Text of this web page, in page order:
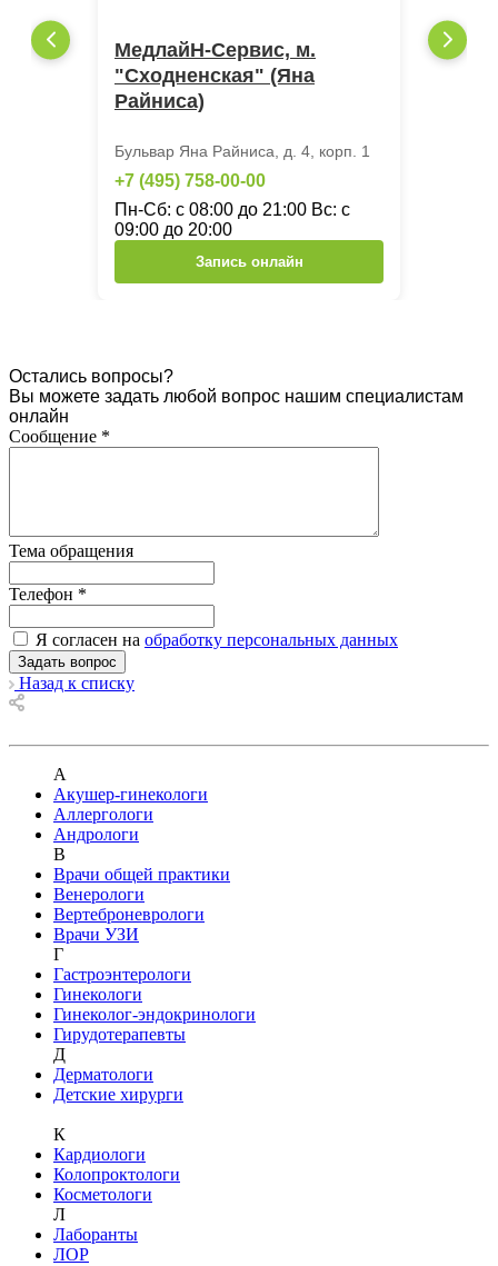
МедлайН-Сервис, м.
"Сходненская" (Яна
Райниса)
Бульвар Яна Райниса, д. 4, корп. 1
+7 (495) 758-00-00
Пн-Сб: с 08:00 до 21:00 Вс: с
09:00 до 20:00
Запись онлайн
Остались вопросы?
Вы можете задать любой вопрос нашим специалистам
онлайн
Сообщение *
Тема обращения
Телефон *
Я согласен на обработку персональных данных
Назад к списку
А
Акушер-гинекологи
Аллергологи
Андрологи
В
Врачи общей практики
Венерологи
Вертеброневрологи
Врачи УЗИ
Г
Гастроэнтерологи
Гинекологи
Гинеколог-эндокринологи
Гирудотерапевты
Д
Дерматологи
Детские хирурги
К
Кардиологи
Колопроктологи
Косметологи
Л
Лаборанты
ЛОР